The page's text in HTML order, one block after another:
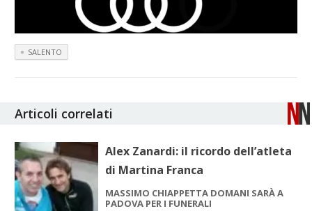
SALENTO
Articoli correlati
Alex Zanardi: il ricordo dell’atleta
di Martina Franca
MASSIMO CHIAPPETTA DOMANI SARÀ A
PADOVA PER I FUNERALI